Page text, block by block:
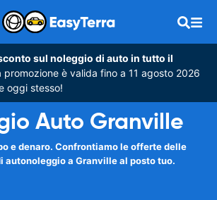
sul noleggio di auto in tutto il
promozione è valida fino a 11 agosto 2026
oggi stesso!
Auto Granville
e denaro. Confrontiamo le offerte delle
autonoleggio a Granville al posto tuo.